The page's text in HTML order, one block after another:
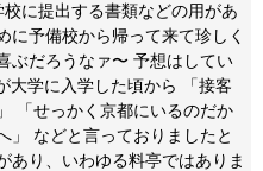
に提出する書類などの用があ
に予備校から帰って来て珍しく
ぶだろうなァ〜 予想はしてい
大学に入学した頃から 「接客
「せっかく京都にいるのだか
」 などと言っておりましたと
あり、いわゆる料亭ではありま